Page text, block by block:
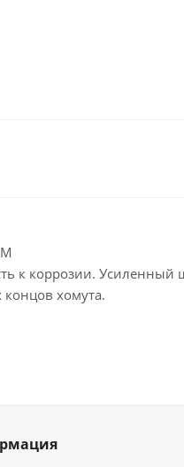
к коррозии.
хомута.